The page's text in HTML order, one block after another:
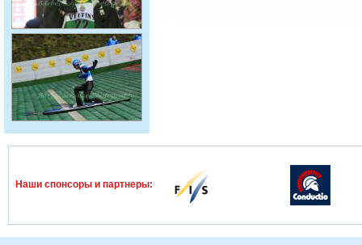
Наши спонcоры и партнеры: